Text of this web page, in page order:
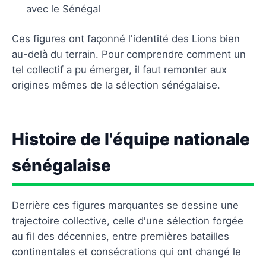
avec le Sénégal
Ces figures ont façonné l'identité des Lions bien
au-delà du terrain. Pour comprendre comment un
tel collectif a pu émerger, il faut remonter aux
origines mêmes de la sélection sénégalaise.
Histoire de l'équipe nationale
sénégalaise
Derrière ces figures marquantes se dessine une
trajectoire collective, celle d'une sélection forgée
au fil des décennies, entre premières batailles
continentales et consécrations qui ont changé le